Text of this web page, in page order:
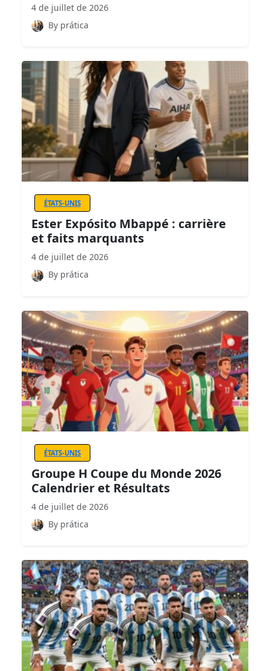
4 de juillet de 2026
By prática
ÉTATS-UNIS
Ester Expósito Mbappé : carrière
et faits marquants
4 de juillet de 2026
By prática
ÉTATS-UNIS
Groupe H Coupe du Monde 2026
Calendrier et Résultats
4 de juillet de 2026
By prática